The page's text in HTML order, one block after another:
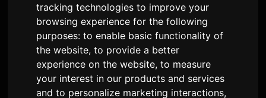
tracking technologies to improve your
browsing experience for the following
purposes:to enable basic functionality of
the website,to provide a better
experience on the website,to measure
your interest in our products and services
and to personalize marketing interactions,
Digimon Beatbreak Begjint
Nije 'Kyo-hen' Ferhaalsbôge
op 12 July